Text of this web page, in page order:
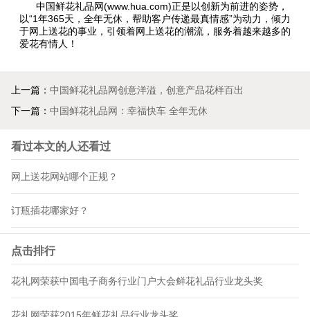
中国鲜花礼品网(www.hua.com)正是以创新为前进的姿势，
以“1年365天，全年无休，帮助客户传递最真情感”为动力，倾力
于网上送花的事业，引领着网上送花的潮流，服务着越来越多的
爱花有情人！
上一篇： 中国鲜花礼品网创意洋溢，创意产品花样百出
下一篇： 中国鲜花礼品网：幸福快车 全年无休
看过本文的人还看过
网上送花网站哪个正规？
订瓶插花哪家好？
点击排行
花礼网荣获中国电子商务行业门户大会鲜花礼品行业龙头奖